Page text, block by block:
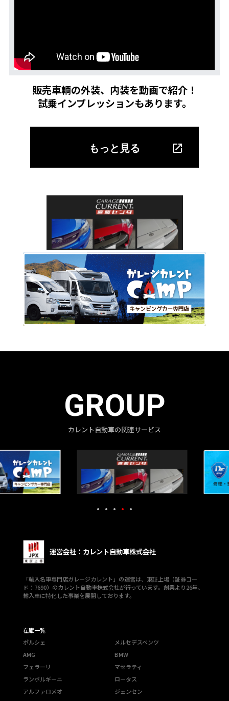
販売車輌の外装、内装を動画で紹介！
試乗インプレッションもあります。
もっと見る
GROUP
カレント自動車の関連サービス
運営会社：カレント自動車株式会社
「輸入名車専門店ガレージカレント」の運営は、東証上場（証券コー
ド：7690）のカレント自動車株式会社が行っています。創業より26年、
輸入車に特化した事業を展開しております。
在庫一覧
ポルシェ
メルセデスベンツ
AMG
BMW
フェラーリ
マセラティ
ランボルギーニ
ロータス
アルファロメオ
ジェンセン